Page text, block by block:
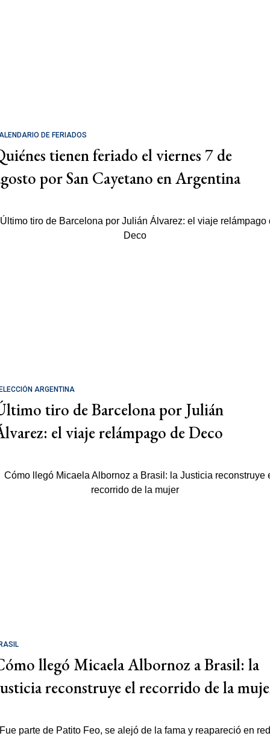
DE FERIADOS
tienen feriado el viernes 7 de
por San Cayetano en Argentina
ARGENTINA
tiro de Barcelona por Julián
el viaje relámpago de Deco
llegó Micaela Albornoz a Brasil: la
reconstruye el recorrido de la